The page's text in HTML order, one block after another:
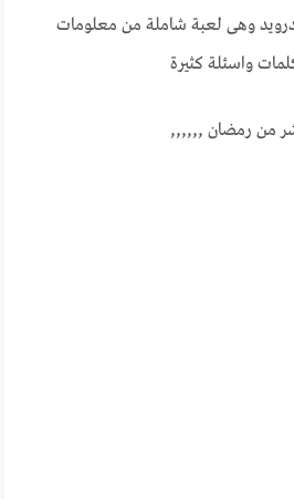
وهى لعبة شاملة من معلومات
واسئلة كثيرة
من رمضان ,,,,,,